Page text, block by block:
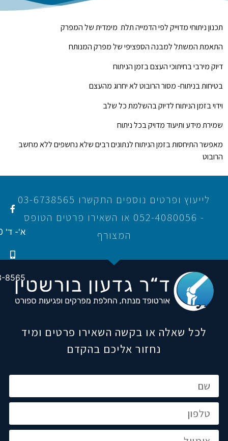
תכנון ניתוחי מדוייק לפי הדמייה תלת מימדית של המפרק
התאמת המשתל למבנה הספציפי של מפרק המנותח
דיוק מירבי בחיתוכי העצם בזמן הניתוח
בטיחות בניתוח- מסור הרובוט לא יחרוג מהעצם
וידוי בזמן הניתוח לדיוק בהשלמת כל שלב
שמירת מידע ותיעוד מדויק בכל ניתוח
מאפשר התיחסות בזמן הניתוח לנתונים רבים שלא נחשפים ללא מחשב
הרובוט
לייעוץ ופרטים נוספים התקשרו 03-6738565
- 052-4080056 או השאירו פרטים הטופס
המצורף
לכל שאלה או בקשה השאירו פרטים ומיד
נחזור אליכם בהקדם
א'- ד' 16:00-21:00
8565